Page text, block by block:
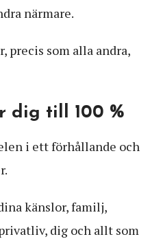
närmare.
precis som alla andra,
dig till 100 %
i ett förhållande och
känslor, familj,
dig och allt som